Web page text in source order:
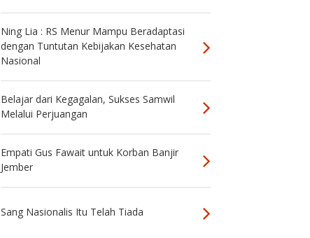
Ning Lia : RS Menur Mampu Beradaptasi
dengan Tuntutan Kebijakan Kesehatan
Nasional
Belajar dari Kegagalan, Sukses Samwil
Melalui Perjuangan
Empati Gus Fawait untuk Korban Banjir
Jember
Sang Nasionalis Itu Telah Tiada